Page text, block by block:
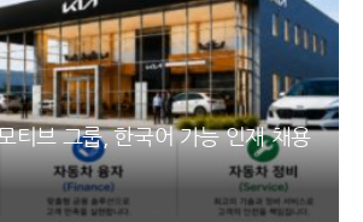
티브 그룹, 한국어 가능 인재 채용